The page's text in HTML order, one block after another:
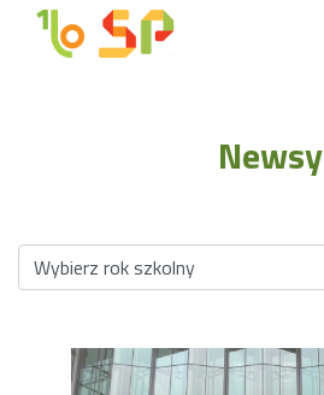
Przykładowe arkusze egzaminu wstępnego
Stypendia naukowe
Nawigacja
Archiwalna strona Szkoły
Newsy